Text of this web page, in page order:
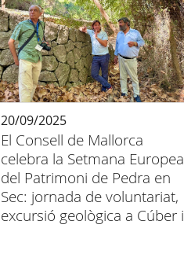
El Consell de Mallorca
celebra la Setmana Europea
del Patrimoni de Pedra en
Sec: jornada de voluntariat,
excursió geològica a Cúber i
20/09/2025